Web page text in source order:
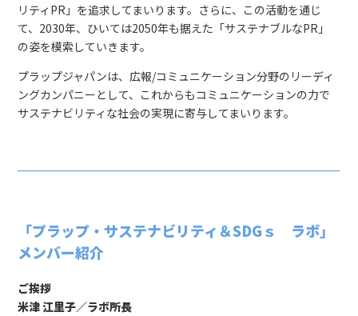
リティPR」を追求してまいります。さらに、この活動を通じ
て、2030年、ひいては2050年も据えた「サステナブルなPR」
の姿を模索していきます。
プラップジャパンは、広報/コミュニケーション分野のリーディ
ングカンパニーとして、これからもコミュニケーションの力で
サステナビリティな社会の実現に寄与してまいります。
「プラップ・サステナビリティ＆SDGｓ ラボ」
メンバー紹介
ご挨拶
米津 江里子／ラボ所長